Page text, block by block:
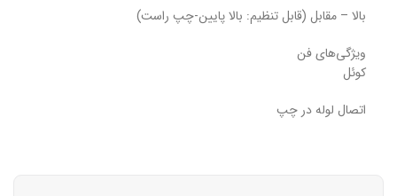
بالا – مقابل (قابل تنظیم: بالا پایین-چپ راست)
ویژگی‌های فن
کوئل
اتصال لوله در چپ